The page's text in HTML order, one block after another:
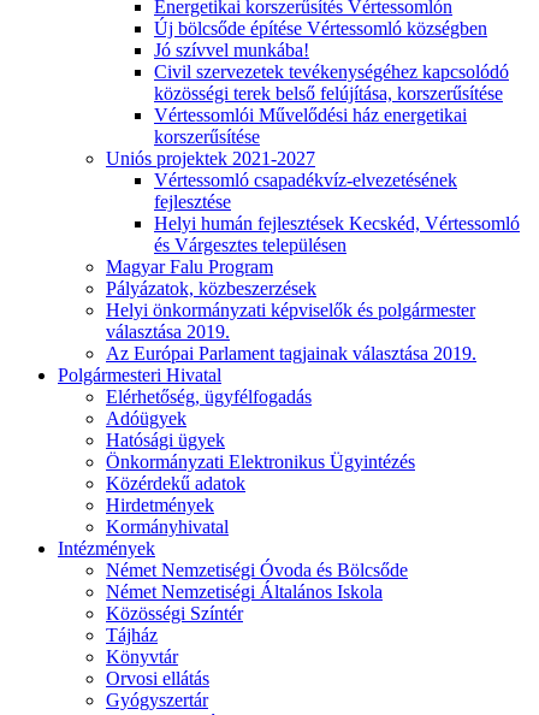
Energetikai korszerűsítés Vértessomlón
Új bölcsőde építése Vértessomló községben
Jó szívvel munkába!
Civil szervezetek tevékenységéhez kapcsolódó
közösségi terek belső felújítása, korszerűsítése
Vértessomlói Művelődési ház energetikai
korszerűsítése
Uniós projektek 2021-2027
Vértessomló csapadékvíz-elvezetésének
fejlesztése
Helyi humán fejlesztések Kecskéd, Vértessomló
és Várgesztes településen
Magyar Falu Program
Pályázatok, közbeszerzések
Helyi önkormányzati képviselők és polgármester
választása 2019.
Az Európai Parlament tagjainak választása 2019.
Polgármesteri Hivatal
Elérhetőség, ügyfélfogadás
Adóügyek
Hatósági ügyek
Önkormányzati Elektronikus Ügyintézés
Közérdekű adatok
Hirdetmények
Kormányhivatal
Intézmények
Német Nemzetiségi Óvoda és Bölcsőde
Német Nemzetiségi Általános Iskola
Közösségi Színtér
Tájház
Könyvtár
Orvosi ellátás
Gyógyszertár